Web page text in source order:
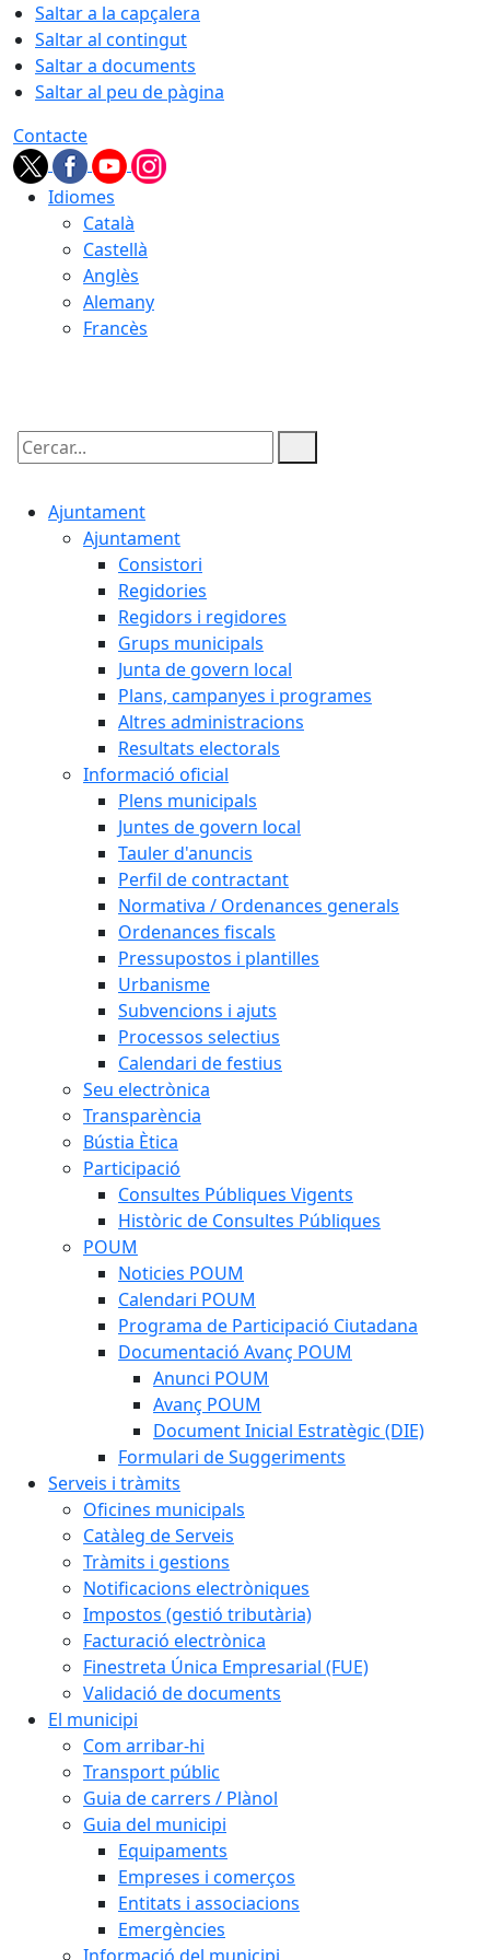
Saltar a la capçalera
Saltar al contingut
Saltar a documents
Saltar al peu de pàgina
Contacte
Idiomes
Català
Castellà
Anglès
Alemany
Francès
Cercar:
Ajuntament
Ajuntament
Consistori
Regidories
Regidors i regidores
Grups municipals
Junta de govern local
Plans, campanyes i programes
Altres administracions
Resultats electorals
Informació oficial
Plens municipals
Juntes de govern local
Tauler d'anuncis
Perfil de contractant
Normativa / Ordenances generals
Ordenances fiscals
Pressupostos i plantilles
Urbanisme
Subvencions i ajuts
Processos selectius
Calendari de festius
Seu electrònica
Transparència
Bústia Ètica
Participació
Consultes Públiques Vigents
Històric de Consultes Públiques
POUM
Noticies POUM
Calendari POUM
Programa de Participació Ciutadana
Documentació Avanç POUM
Anunci POUM
Avanç POUM
Document Inicial Estratègic (DIE)
Formulari de Suggeriments
Serveis i tràmits
Oficines municipals
Catàleg de Serveis
Tràmits i gestions
Notificacions electròniques
Impostos (gestió tributària)
Facturació electrònica
Finestreta Única Empresarial (FUE)
Validació de documents
El municipi
Com arribar-hi
Transport públic
Guia de carrers / Plànol
Guia del municipi
Equipaments
Empreses i comerços
Entitats i associacions
Emergències